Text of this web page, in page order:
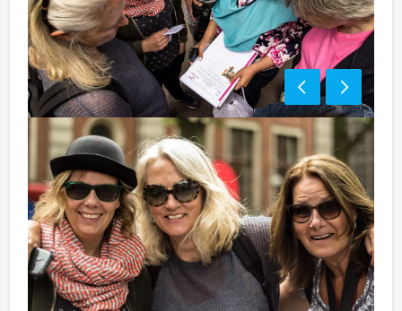
Optioneel:
Niet telkens uw knip hoeven trekken om uw drankje af
te rekenen? Voor € 13,50 per persoon per uur dat u in
het restaurant doorbrengt (excl. BTW) kunt u
gebruikmaken van het drankarrangement, waarbij u
onbeperkt kunt genieten van bier, fris, huiswijn, koffie
en thee. En…zo komt u ook achteraf niet voor
verrassingen te staan!